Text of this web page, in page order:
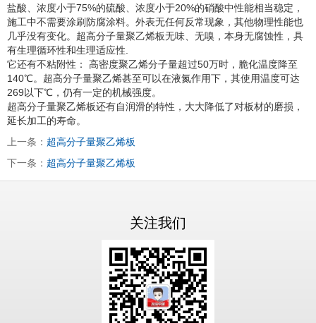
盐酸、浓度小于75%的硫酸、浓度小于20%的硝酸中性能相当稳定，
施工中不需要涂刷防腐涂料。外表无任何反常现象，其他物理性能也
几乎没有变化。超高分子量聚乙烯板无味、无嗅，本身无腐蚀性，具
有生理循环性和生理适应性.
它还有不粘附性： 高密度聚乙烯分子量超过50万时，脆化温度降至
140℃。超高分子量聚乙烯甚至可以在液氮作用下，其使用温度可达
269以下℃，仍有一定的机械强度。
超高分子量聚乙烯板还有自润滑的特性，大大降低了对板材的磨损，
延长加工的寿命。
上一条： 超高分子量聚乙烯板
下一条： 超高分子量聚乙烯板
关注我们